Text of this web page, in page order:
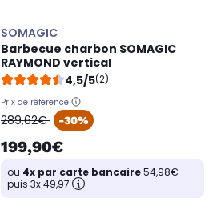
SOMAGIC
Barbecue charbon SOMAGIC
RAYMOND vertical
4,5/5(2)
Prix de référence
oldPrice
289,62€ -30%
199,90€
ou 4x par carte bancaire54,98€
puis 3x 49,97